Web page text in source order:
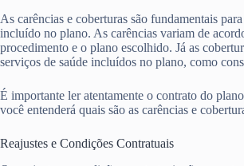
As carências e coberturas são fundamentais
incluído no plano. As carências variam de
procedimento e o plano escolhido. Já as
serviços de saúde incluídos no plano, como
É importante ler atentamente o contrato do
você entenderá quais são as carências e
Reajustes e Condições Contratuais